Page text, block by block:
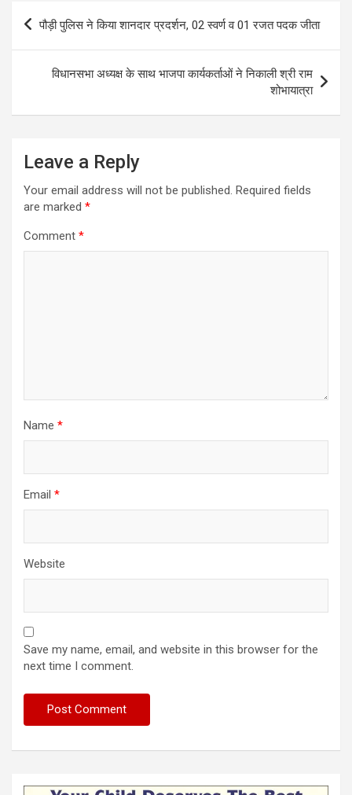
Post
navigation
पौड़ी पुलिस ने किया शानदार प्रदर्शन, 02 स्वर्ण व 01 रजत पदक जीता
विधानसभा अध्यक्ष के साथ भाजपा कार्यकर्ताओं ने निकाली श्री राम
शोभायात्रा
Leave a Reply
Your email address will not be published. Required fields
are marked *
Comment *
Name *
Email *
Website
Save my name, email, and website in this browser for the
next time I comment.